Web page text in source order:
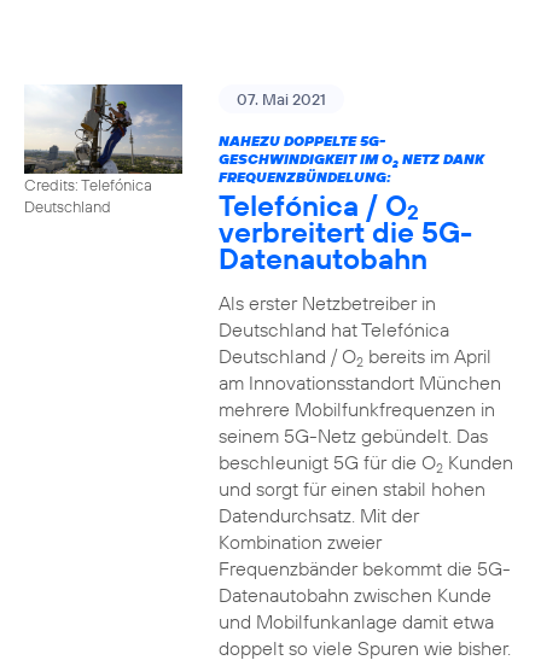
Credits: Telefónica
Deutschland
07. Mai 2021
NAHEZU DOPPELTE 5G-
GESCHWINDIGKEIT IM O2NETZ DANK
FREQUENZBÜNDELUNG:
Telefónica / O2
verbreitert die 5G-
Datenautobahn
Als erster Netzbetreiber in
Deutschland hat Telefónica
Deutschland / O2bereits im April
am Innovationsstandort München
mehrere Mobilfunkfrequenzen in
seinem 5G-Netz gebündelt. Das
beschleunigt 5G für die O2Kunden
und sorgt für einen stabil hohen
Datendurchsatz. Mit der
Kombination zweier
Frequenzbänder bekommt die 5G-
Datenautobahn zwischen Kunde
und Mobilfunkanlage damit etwa
doppelt so viele Spuren wie bisher.